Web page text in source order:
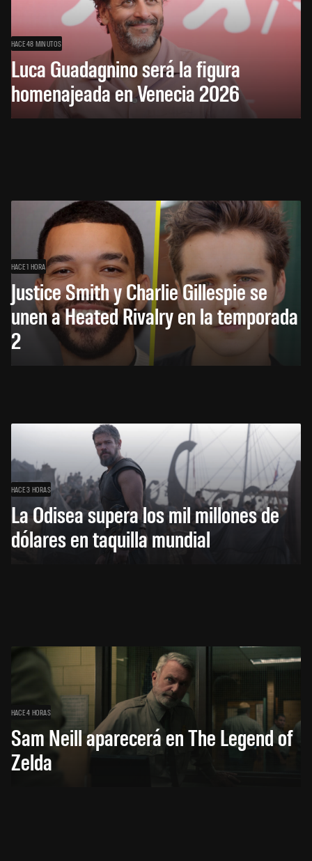
HACE 48 MINUTOS
Luca Guadagnino será la figura
homenajeada en Venecia 2026
HACE 1 HORA
Justice Smith y Charlie Gillespie se
unen a Heated Rivalry en la temporada
2
HACE 3 HORAS
La Odisea supera los mil millones de
dólares en taquilla mundial
HACE 4 HORAS
Sam Neill aparecerá en The Legend of
Zelda